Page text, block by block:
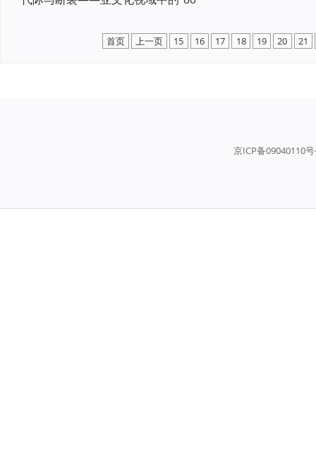
首页 上一页 15 16 17 18 19 20 21
京ICP备09040110